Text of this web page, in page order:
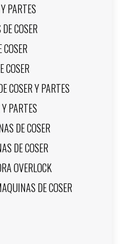
PARTES
COSER
COSER
COSER Y PARTES
PARTES
DE COSER
DE COSER
OVERLOCK
DE COSER